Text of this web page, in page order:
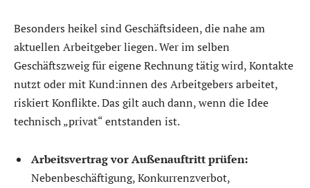
Besonders heikel sind Geschäftsideen, die nahe am
aktuellen Arbeitgeber liegen. Wer im selben
Geschäftszweig für eigene Rechnung tätig wird, Kontakte
nutzt oder mit Kund:innen des Arbeitgebers arbeitet,
riskiert Konflikte. Das gilt auch dann, wenn die Idee
technisch „privat“ entstanden ist.
Arbeitsvertrag vor Außenauftritt prüfen:
Nebenbeschäftigung, Konkurrenzverbot,